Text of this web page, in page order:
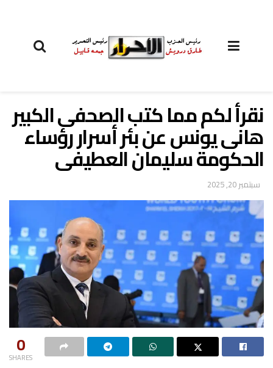
نقرأ لكم مما كتب الصحفى الكبير
هانى يونس عن بئر أسرار رؤساء
الحكومة سليمان العطيفى
سبتمبر 20, 2025
0
SHARES